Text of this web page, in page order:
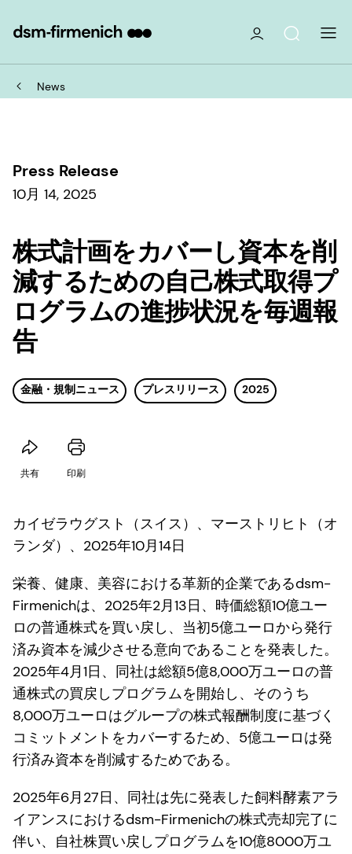
News
Press Release
10月 14, 2025
株式計画をカバーし資本を削
減するための自己株式取得プ
ログラムの進捗状況を毎週報
告
金融・規制ニュース プレスリリース 2025
共有 印刷
カイゼラウグスト（スイス）、マーストリヒト（オ
ランダ）、2025年10月14日
栄養、健康、美容における革新的企業であるdsm-
Firmenichは、2025年2月13日、時価総額10億ユー
ロの普通株式を買い戻し、当初5億ユーロから発行
済み資本を減少させる意向であることを発表した。
2025年4月1日、同社は総額5億8,000万ユーロの普
通株式の買戻しプログラムを開始し、そのうち
8,000万ユーロはグループの株式報酬制度に基づく
コミットメントをカバーするため、5億ユーロは発
行済み資本を削減するためである。
2025年6月27日、同社は先に発表した飼料酵素アラ
イアンスにおけるdsm-Firmenichの株式売却完了に
伴い、自社株買い戻しプログラムを10億8000万ユ